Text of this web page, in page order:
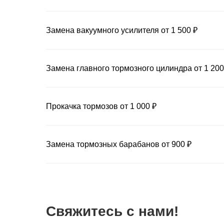
Замена вакуумного усилителя от 1 500 ₽
Замена главного тормозного цилиндра от 1
Прокачка тормозов от 1 000 ₽
Замена тормозных барабанов от 900 ₽
Свяжитесь с нами!